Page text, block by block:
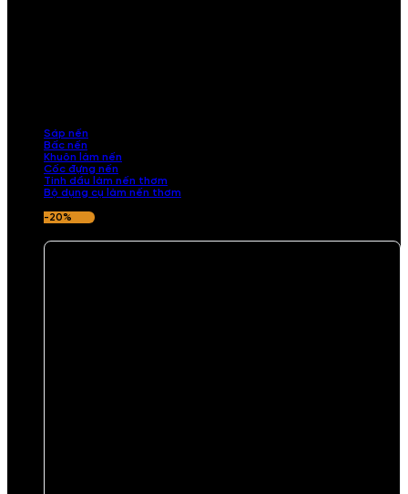
Sáp nến
Bấc nến
Khuôn làm nến
Cốc đựng nến
Tinh dầu làm nến thơm
Bộ dụng cụ làm nến thơm
-20%